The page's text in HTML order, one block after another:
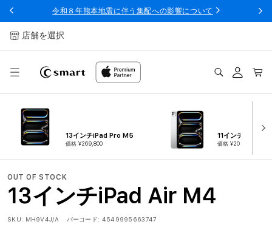
プ
令和８年熊本地震に伴う集配への影響について
店舗を選択
イン
ト
13インチiPad Pro M5
価格 ¥269,800
11インチiPad
価格 ¥209,800
OUT OF STOCK
13インチiPad Air M4
SKU: MH9V4J/A バーコード: 4549995663747